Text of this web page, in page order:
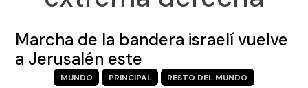
ENGLISH SECTION
VIDEOS
Marcha de la bandera israelí vuelve
a Jerusalén este
MUNDO PRINCIPAL
RESTO DEL MUNDO